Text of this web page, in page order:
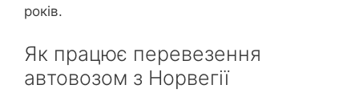
років.
Як працює перевезення
автовозом з Норвегії